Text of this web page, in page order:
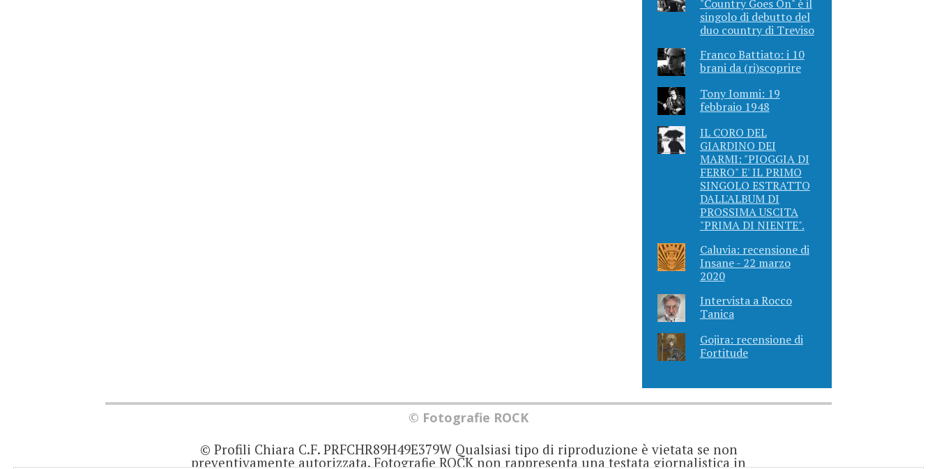
"Country Goes On" è il
singolo di debutto del
duo country di Treviso
Franco Battiato: i 10
brani da (ri)scoprire
Tony Iommi: 19
febbraio 1948
IL CORO DEL
GIARDINO DEI
MARMI: "PIOGGIA DI
FERRO" E' IL PRIMO
SINGOLO ESTRATTO
DALL'ALBUM DI
PROSSIMA USCITA
"PRIMA DI NIENTE".
Caluvia: recensione di
Insane - 22 marzo
2020
Intervista a Rocco
Tanica
Gojira: recensione di
Fortitude
© Fotografie ROCK
© Profili Chiara C.F. PRFCHR89H49E379W Qualsiasi tipo di riproduzione è vietata se non
preventivamente autorizzata. Fotografie ROCK non rappresenta una testata giornalistica in